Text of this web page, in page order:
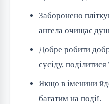
Заборонено
ангела очищає
Добре робити
сусіду,
Якщо в іменини
багатим на події.